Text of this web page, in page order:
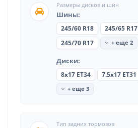
Размеры дисков и шин
Шины:
245/60 R18 245/65 R17
245/70 R17
+ еще 2
Диски:
8x17 ET34 7.5x17 ET31
+ еще 3
Тип задних тормозов